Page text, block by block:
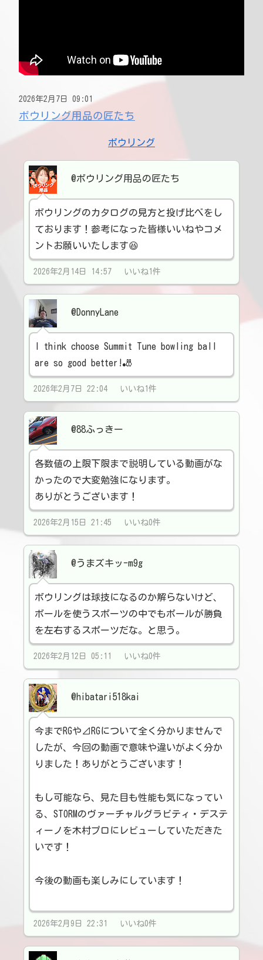
2026年2月7日 09:01
ボウリング用品の匠たち
ボウリング
@ボウリング用品の匠たち
ボウリングのカタログの見方と投げ比べをし
ております！参考になった皆様いいねやコメ
ントお願いいたします😆
2026年2月14日 14:57 いいね1件
@DonnyLane
I think choose Summit Tune bowling ball
are so good better!🎳
2026年2月7日 22:04 いいね1件
@88ふっきー
各数値の上限下限まで説明している動画がな
かったので大変勉強になります。
ありがとうございます！
2026年2月15日 21:45 いいね0件
@うまズキッ-m9g
ボウリングは球技になるのか解らないけど、
ボールを使うスポーツの中でもボールが勝負
を左右するスポーツだな。と思う。
2026年2月12日 05:11 いいね0件
@hibatari518kai
今までRGや⊿RGについて全く分かりませんで
したが、今回の動画で意味や違いがよく分か
りました！ありがとうございます！
もし可能なら、見た目も性能も気になってい
る、STORMのヴァーチャルグラビティ・デステ
ィーノを木村プロにレビューしていただきた
いです！
今後の動画も楽しみにしています！
2026年2月9日 22:31 いいね0件